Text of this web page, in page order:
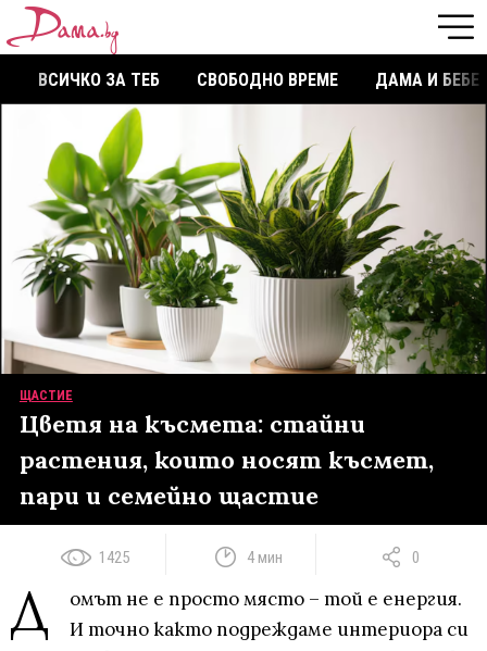
ВСИЧКО ЗА ТЕБ СВОБОДНО ВРЕМЕ ДАМА И БЕБЕ
ЩАСТИЕ
Цветя на късмета: стайни
растения, които носят късмет,
пари и семейно щастие
1425 4 мин 0
Д
омът не е просто място – той е енергия.
И точно както подреждаме интериора си